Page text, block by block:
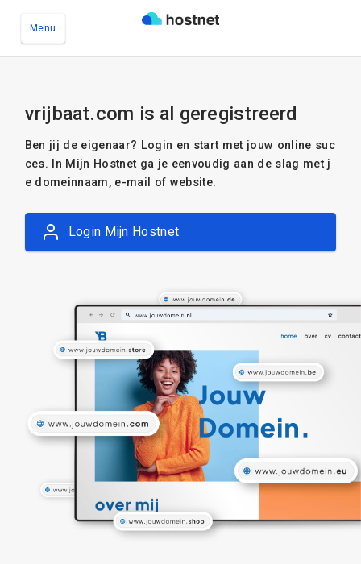
Menu
vrijbaat.com is al geregistreerd
Ben jij de eigenaar? Login en start met jouw online suc
ces. In Mijn Hostnet ga je eenvoudig aan de slag met j
e domeinnaam, e-mail of website.
Login Mijn Hostnet